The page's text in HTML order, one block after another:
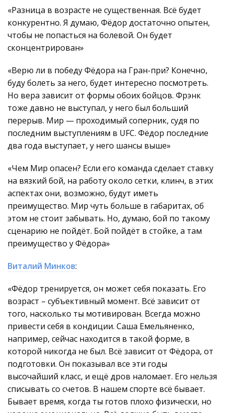
«Разница в возрасте не существенная. Всё будет
конкурентно. Я думаю, Фёдор достаточно опытен,
чтобы не попасться на болевой. Он будет
сконцентрирован»
«Верю ли в победу Фёдора на Гран-при? Конечно,
буду болеть за него, будет интересно посмотреть.
Но вера зависит от формы обоих бойцов. Фрэнк
тоже давно не выступал, у него был больший
перерыв. Мир — проходимый соперник, судя по
последним выступлениям в UFC. Фёдор последние
два года выступает, у него шансы выше»
«Чем Мир опасен? Если его команда сделает ставку
на вязкий бой, на работу около сетки, клинч, в этих
аспектах они, возможно, будут иметь
преимущество. Мир чуть больше в габаритах, об
этом не стоит забывать. Но, думаю, бой по такому
сценарию не пойдёт. Бой пойдёт в стойке, а там
преимущество у Фёдора»
Виталий Минков:
«Фёдор тренируется, он может себя показать. Его
возраст – субъективный момент. Всё зависит от
того, насколько ты мотивирован. Всегда можно
привести себя в кондиции. Саша Емельяненко,
например, сейчас находится в такой форме, в
которой никогда не был. Всё зависит от Фёдора, от
подготовки. Он показывал все эти годы
высочайший класс, и ещё дров наломает. Его нельзя
списывать со счетов. В нашем спорте всё бывает.
Бывает время, когда ты готов плохо физически, но